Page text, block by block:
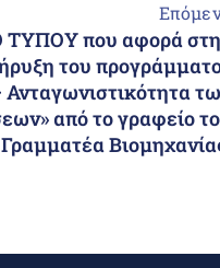
ΤΥΠΟΥ που αφορά
του
από το γραφείο